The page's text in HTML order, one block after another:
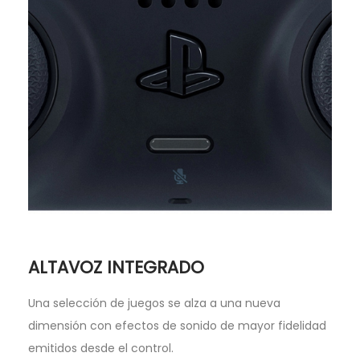
ALTAVOZ INTEGRADO
Una selección de juegos se alza a una nueva
dimensión con efectos de sonido de mayor fidelidad
emitidos desde el control.